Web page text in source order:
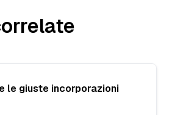
le giuste incorporazioni